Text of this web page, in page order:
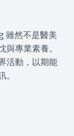
雖然不是醫美
專業素養。
活動，以期能